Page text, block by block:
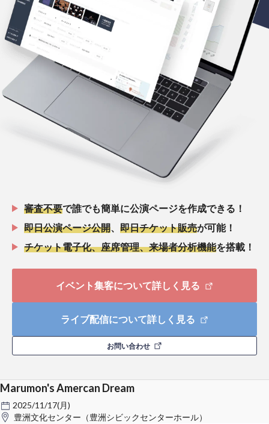
審査不要で誰でも簡単に公演ページを作成できる！
即日公演ページ公開
即日チケット販売が可能！
チケット電子化、座席管理、来場者分析機能を搭載！
イベント集客について詳しく見る
ライブ配信について詳しく見る
お問い合わせ
Marumon's Amercan Dream
2025/11/17(月)
豊洲文化センター（豊洲シビックセンターホール）